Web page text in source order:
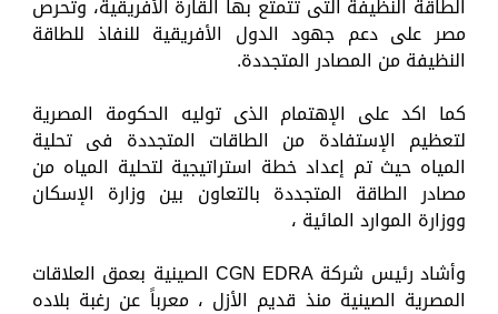
الطاقة النظيفة التى تتمتع بها القارة الأفريقية، وتحرص
مصر على دعم جهود الدول الأفريقية للنفاذ للطاقة
النظيفة من المصادر المتجددة.
كما اكد على الإهتمام الذى توليه الحكومة المصرية
لتعظيم الإستفادة من الطاقات المتجددة فى تحلية
المياه حيث تم إعداد خطة استراتيجية لتحلية المياه من
مصادر الطاقة المتجددة بالتعاون بين وزارة الإسكان
ووزارة الموارد المائية ،
وأشاد رئيس شركة CGN EDRA الصينية بعمق العلاقات
المصرية الصينية منذ قديم الأزل ، معرباً عن رغبة بلاده